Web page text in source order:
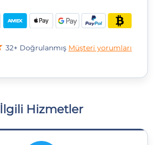
32+ Doğrulanmış Müşteri yorumları
İlgili Hizmetler